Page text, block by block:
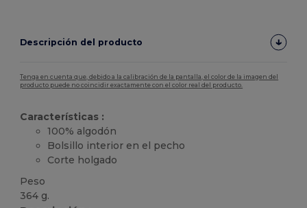
Descripción del producto
Tenga en cuenta que, debido a la calibración de la pantalla, el color de la imagen del
producto puede no coincidir exactamente con el color real del producto.
Características :
100% algodón
Bolsillo interior en el pecho
Corte holgado
Peso
364 g.